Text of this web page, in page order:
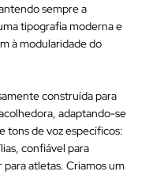
sempre a
tipografia moderna e
à modularidade do
construída para
adaptando-se
tons de voz específicos:
confiável para
atletas. Criamos um